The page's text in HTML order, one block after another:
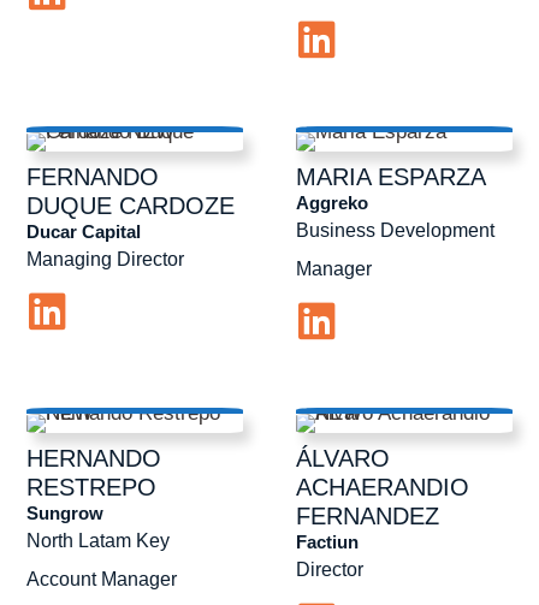
FERNANDO
DUQUE CARDOZE
Managing Director
Ducar Capital
MARIAESPARZA
Business Development
Manager
Aggreko
HERNANDO
RESTREPO
North Latam Key
Account Manager
Sungrow
ÁLVARO
ACHAERANDIO
FERNANDEZ
Director
Factiun